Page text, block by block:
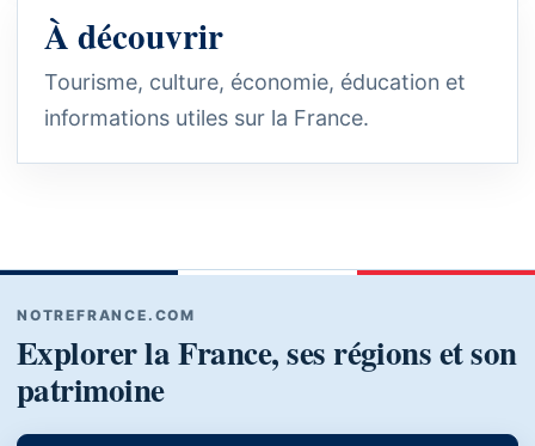
À découvrir
Tourisme, culture, économie, éducation et
informations utiles sur la France.
NOTREFRANCE.COM
Explorer la France, ses régions et son
patrimoine